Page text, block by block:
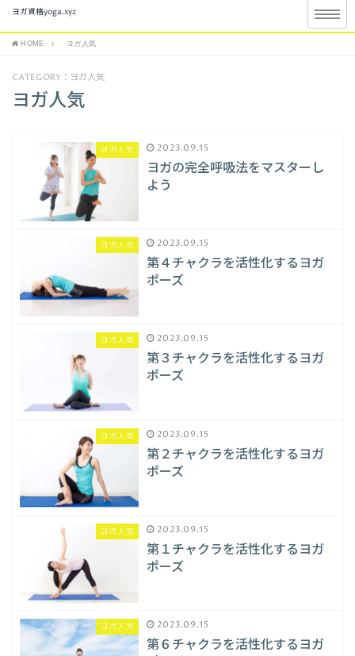
ヨガ資格yoga.xyz
HOME ヨガ人気
CATEGORY：ヨガ人気
ヨガ人気
ヨガ人気 2023.09.15
ヨガの完全呼吸法をマスターし
よう
ヨガ人気 2023.09.15
第４チャクラを活性化するヨガ
ポーズ
ヨガ人気 2023.09.15
第３チャクラを活性化するヨガ
ポーズ
ヨガ人気 2023.09.15
第２チャクラを活性化するヨガ
ポーズ
ヨガ人気 2023.09.15
第１チャクラを活性化するヨガ
ポーズ
ヨガ人気 2023.09.15
第６チャクラを活性化するヨガ